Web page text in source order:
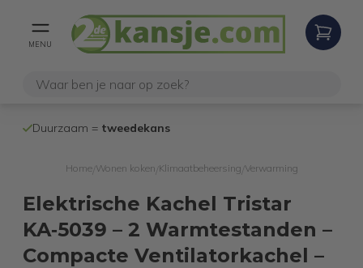
MENU
Duurzaam = tweedekans
Home/ Wonen koken Klimaatbeheersing Verwarming
Elektrische Kachel Tristar
KA‑5039 – 2 Warmtestanden –
Compacte Ventilatorkachel –